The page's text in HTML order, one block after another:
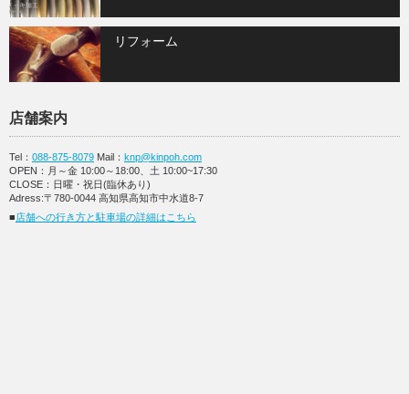
リフォーム
店舗案内
Tel： 088-875-8079 Mail： knp@kinpoh.com
OPEN：月～金 10:00～18:00、土 10:00~17:30
CLOSE：日曜・祝日(臨休あり)
Adress:〒780-0044 高知県高知市中水道8-7
■店舗への行き方と駐車場の詳細はこちら